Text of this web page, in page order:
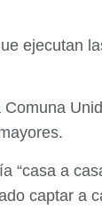
ejecutan
“casa a
captar a